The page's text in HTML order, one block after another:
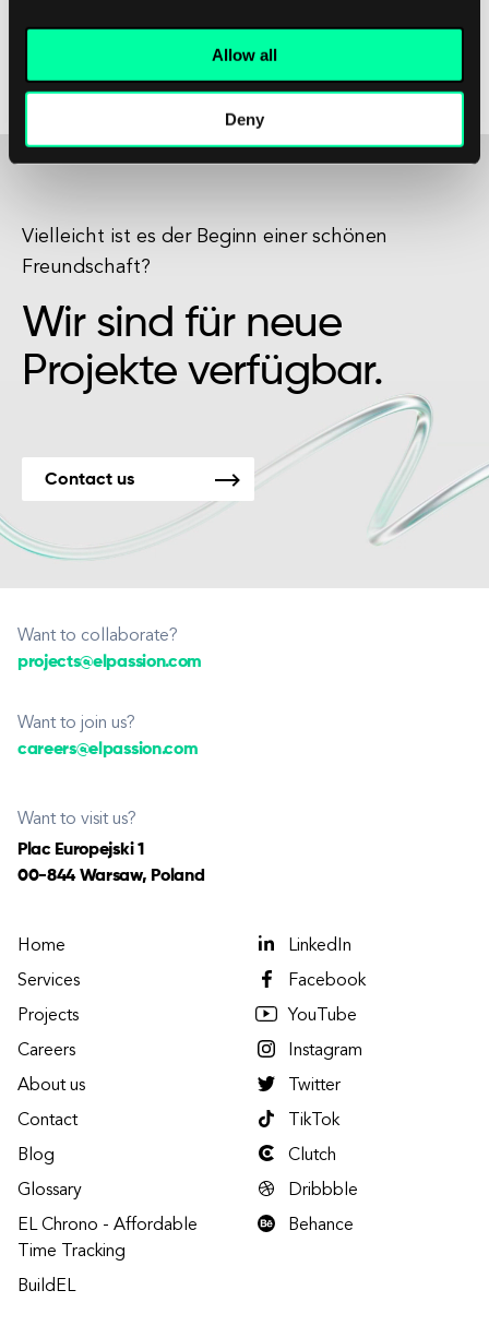
Allow all
Deny
differenzieren.
Vielleicht ist es der Beginn einer schönen
Freundschaft?
Wir sind für neue
Projekte verfügbar.
Contact us
Want to collaborate?
projects@elpassion.com
Want to join us?
careers@elpassion.com
Want to visit us?
Plac Europejski 1
00-844 Warsaw, Poland
Home
Services
Projects
Careers
About us
Contact
Blog
Glossary
EL Chrono - Affordable
Time Tracking
BuildEL
LinkedIn
Facebook
YouTube
Instagram
Twitter
TikTok
Clutch
Dribbble
Behance